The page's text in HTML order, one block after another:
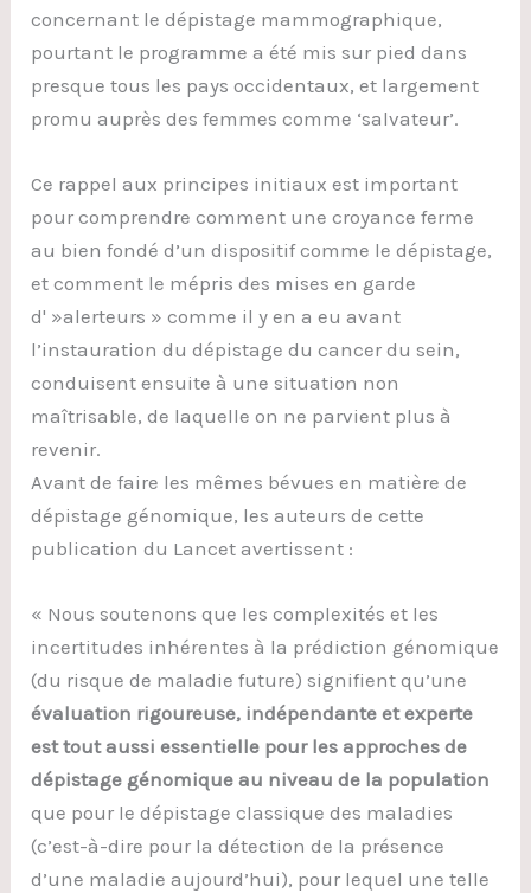
concernant le dépistage mammographique,
pourtant le programme a été mis sur pied dans
presque tous les pays occidentaux, et largement
promu auprès des femmes comme ‘salvateur’.
Ce rappel aux principes initiaux est important
pour comprendre comment une croyance ferme
au bien fondé d’un dispositif comme le dépistage,
et comment le mépris des mises en garde
d' »alerteurs » comme il y en a eu avant
l’instauration du dépistage du cancer du sein,
conduisent ensuite à une situation non
maîtrisable, de laquelle on ne parvient plus à
revenir.
Avant de faire les mêmes bévues en matière de
dépistage génomique, les auteurs de cette
publication du Lancet avertissent :
« Nous soutenons que les complexités et les
incertitudes inhérentes à la prédiction génomique
(du risque de maladie future) signifient qu’une
évaluation rigoureuse, indépendante et experte
est tout aussi essentielle pour les approches de
dépistage génomique au niveau de la population
que pour le dépistage classique des maladies
(c’est-à-dire pour la détection de la présence
d’une maladie aujourd’hui), pour lequel une telle